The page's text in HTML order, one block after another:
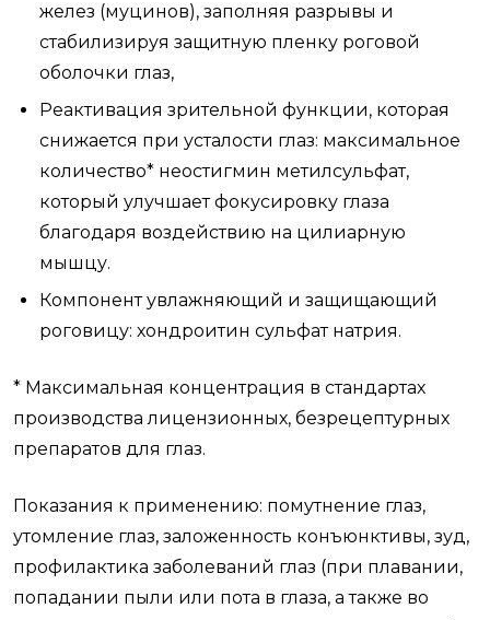
желез (муцинов), заполняя разрывы и
стабилизируя защитную пленку роговой
оболочки глаз,
Реактивация зрительной функции, которая
снижается при усталости глаз: максимальное
количество* неостигмин метилсульфат,
который улучшает фокусировку глаза
благодаря воздействию на цилиарную
мышцу.
Компонент увлажняющий и защищающий
роговицу: хондроитин сульфат натрия.
* Максимальная концентрация в стандартах
производства лицензионных, безрецептурных
препаратов для глаз.
Показания к применению: помутнение глаз,
утомление глаз, заложенность конъюнктивы, зуд,
профилактика заболеваний глаз (при плавании,
попадании пыли или пота в глаза, а также во